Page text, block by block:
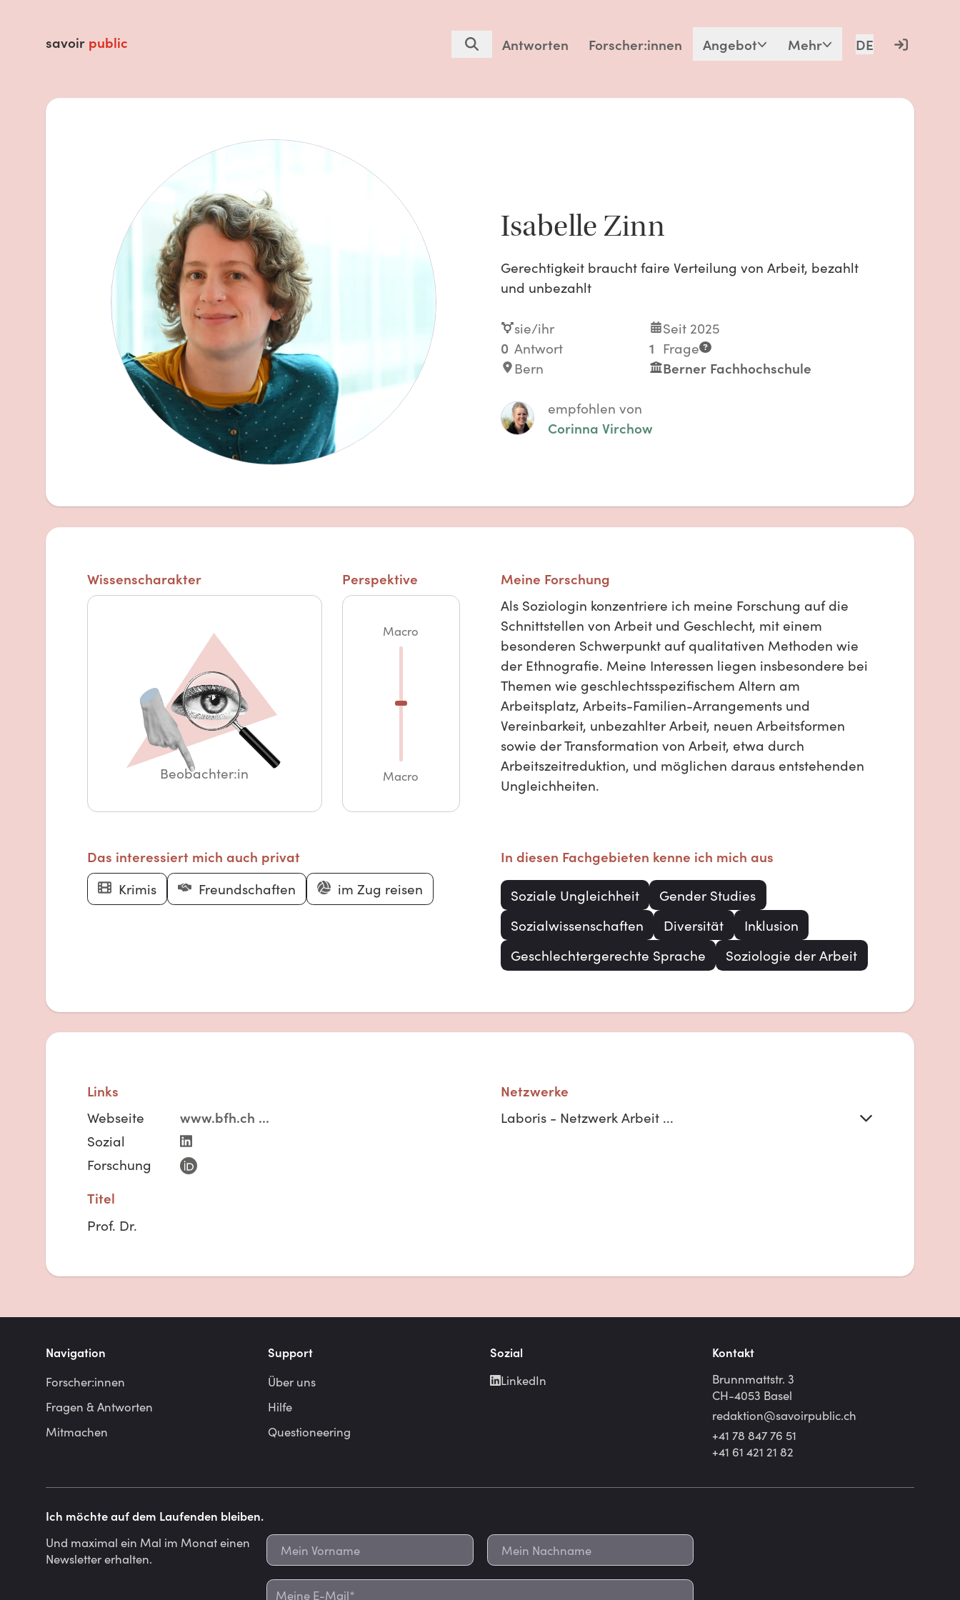
savoir public Antworten Forscher:innen Angebot Mehr DE
Isabelle Zinn
Gerechtigkeit braucht faire Verteilung von Arbeit, bezahlt
und unbezahlt
sie/ihr
Seit 2025
0 Antwort 1 Frage
Bern
Berner Fachhochschule
empfohlen von
Corinna Virchow
Wissenscharakter
Beobachter:in
Perspektive
Macro
Macro
Meine Forschung
Als Soziologin konzentriere ich meine Forschung auf die
Schnittstellen von Arbeit und Geschlecht, mit einem
besonderen Schwerpunkt auf qualitativen Methoden wie
der Ethnografie. Meine Interessen liegen insbesondere bei
Themen wie geschlechtsspezifischem Altern am
Arbeitsplatz, Arbeits-Familien-Arrangements und
Vereinbarkeit, unbezahlter Arbeit, neuen Arbeitsformen
sowie der Transformation von Arbeit, etwa durch
Arbeitszeitreduktion, und möglichen daraus entstehenden
Ungleichheiten.
Das interessiert mich auch privat
Krimis
Freundschaften im Zug reisen
In diesen Fachgebieten kenne ich mich aus
Soziale Ungleichheit
Gender Studies
Sozialwissenschaften
Diversität
Inklusion
Geschlechtergerechte Sprache
Soziologie der Arbeit
Links
Webseite
www.bfh.ch ...
Sozial
Forschung
Titel
Prof. Dr.
Netzwerke
Laboris - Netzwerk Arbeit ...
Navigation
Forscher:innen
Fragen & Antworten
Mitmachen
Support
Über uns
Hilfe
Questioneering
Sozial
LinkedIn
Kontakt
Brunnmattstr. 3
CH-4053 Basel
redaktion@savoirpublic.ch
+41 78 847 76 51
+41 61 421 21 82
Ich möchte auf dem Laufenden bleiben.
Und maximal ein Mal im Monat einen
Newsletter erhalten.